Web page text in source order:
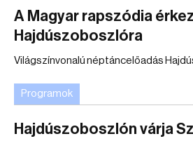
A Magyar rapszódia
Hajdúszoboszlóra
Világszínvonalú néptáncelőadás
Programok
Hajdúszoboszlón várja